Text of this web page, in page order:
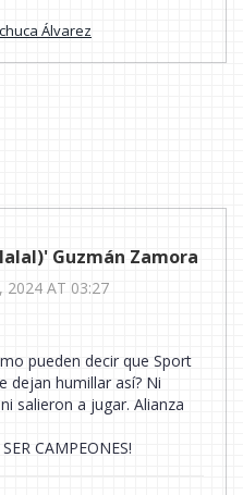
Álvarez
Guzmán Zamora
2024 AT 03:27
pueden decir que Sport
dejan humillar así? Ni
salieron a jugar. Alianza
CAMPEONES!